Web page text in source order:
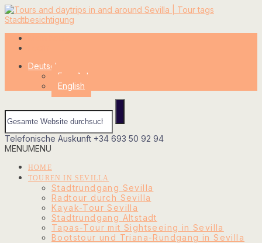
Deutsch
Español
English
Telefonische Auskunft +34 693 50 92 94
MENUMENU
HOME
TOUREN IN SEVILLA
Stadtrundgang Sevilla
Radtour durch Sevilla
Kayak-Tour Sevilla
Stadtrundgang Altstadt
Tapas-Tour mit Sightseeing in Sevilla
Bootstour und Triana-Rundgang in Sevilla